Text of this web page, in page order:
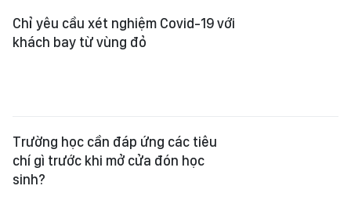
Chỉ yêu cầu xét nghiệm Covid-19 với
khách bay từ vùng đỏ
Trường học cần đáp ứng các tiêu
chí gì trước khi mở cửa đón học
sinh?